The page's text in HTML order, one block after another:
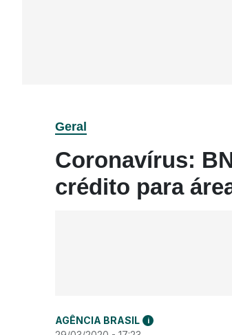
Geral
Coronavírus:
crédito para
AGÊNCIA BRASIL i